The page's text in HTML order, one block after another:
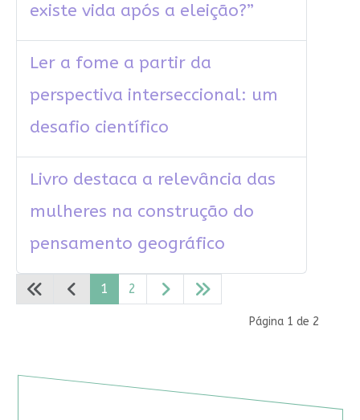
existe vida após a eleição?”
Ler a fome a partir da
perspectiva interseccional: um
desafio científico
Livro destaca a relevância das
mulheres na construção do
pensamento geográfico
Página 1 de 2
1 2